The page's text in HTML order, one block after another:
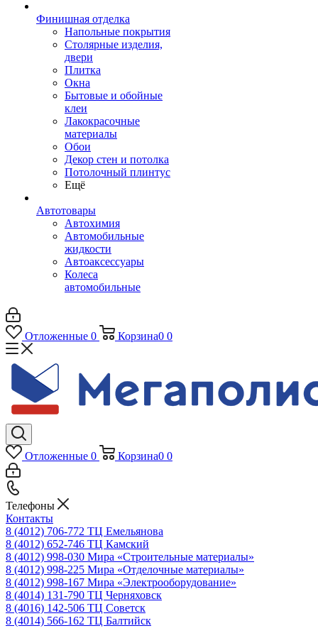
Финишная отделка
Напольные покрытия
Столярные изделия,
двери
Плитка
Окна
Бытовые и обойные
клеи
Лакокрасочные
материалы
Обои
Декор стен и потолка
Потолочный плинтус
Ещё
Автотовары
Автохимия
Автомобильные
жидкости
Автоаксессуары
Колеса
автомобильные
Отложенные 0 Корзина0 0
Отложенные 0 Корзина0 0
Телефоны
Контакты
8 (4012) 706-772 ТЦ Емельянова
8 (4012) 652-746 ТЦ Камский
8 (4012) 998-030 Мира «Строительные материалы»
8 (4012) 998-225 Мира «Отделочные материалы»
8 (4012) 998-167 Мира «Электрооборудование»
8 (4014) 131-790 ТЦ Черняховск
8 (4016) 142-506 ТЦ Советск
8 (4014) 566-162 ТЦ Балтийск